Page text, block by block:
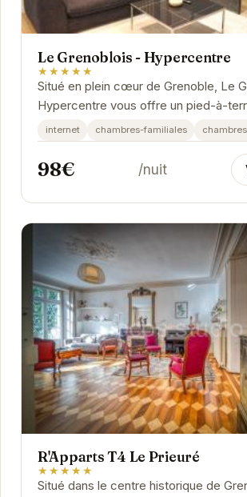
Le Grenoblois - Hypercentre
★★★★★
Situé en plein cœur de Grenoble, Le
Hypercentre vous offre un pied-à-
explorer les charmes de cette ville
internet chambres-familiales
98€ /nuit
R'Apparts T4 Le Prieuré
★★★★★
Situé dans le centre historique de